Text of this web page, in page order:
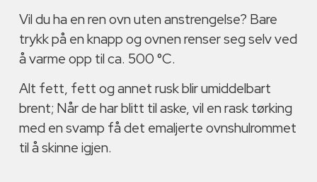
Vil du ha en ren ovn uten anstrengelse? Bare
trykk på en knapp og ovnen renser seg selv ved
å varme opp til ca. 500 °C.
Alt fett, fett og annet rusk blir umiddelbart
brent; Når de har blitt til aske, vil en rask tørking
med en svamp få det emaljerte ovnshulrommet
til å skinne igjen.